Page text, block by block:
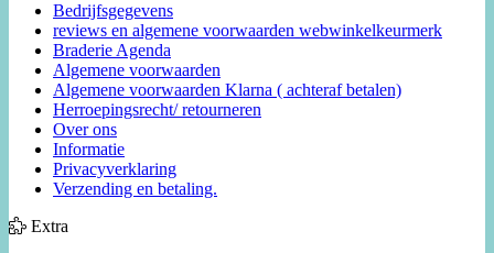
Bedrijfsgegevens
reviews en algemene voorwaarden webwinkelkeurmerk
Braderie Agenda
Algemene voorwaarden
Algemene voorwaarden Klarna ( achteraf betalen)
Herroepingsrecht/ retourneren
Over ons
Informatie
Privacyverklaring
Verzending en betaling.
Extra